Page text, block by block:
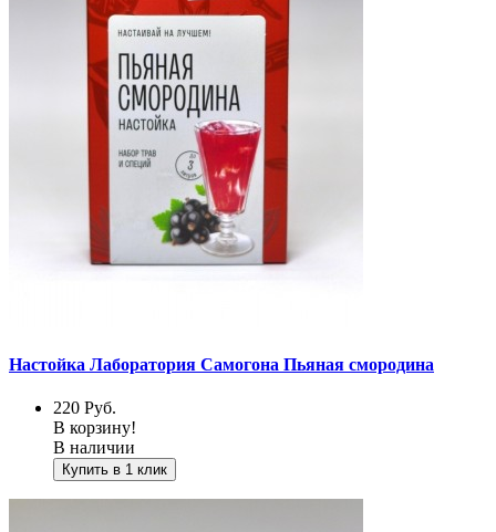
Настойка Лаборатория Самогона Пьяная смородина
220 Руб.
В корзину!
В наличии
Купить в 1 клик